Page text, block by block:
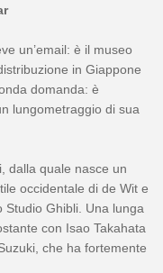
un’email: è il museo
in Giappone
domanda: è
lungometraggio di sua
dalla quale nasce un
occidentale di de Wit e
Ghibli. Una lunga
con Isao Takahata
che ha fortemente